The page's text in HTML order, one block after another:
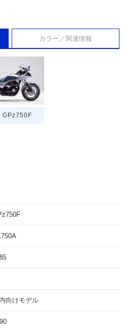
カラー／関連情報
GPz750F
向けモデル